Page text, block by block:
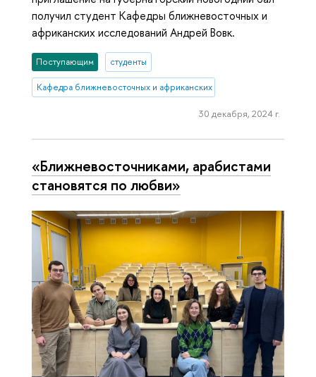
получил студент Кафедры ближневосточных и
африканских исследований Андрей Вовк.
Поступающим студенты
Кафедра ближневосточных и африканских исследований
30 декабря, 2024 г.
«Ближневосточниками, арабистами
становятся по любви»